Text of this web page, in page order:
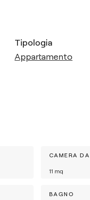
Tipologia
Appartamento
CAMERA
11 mq
BAGNO